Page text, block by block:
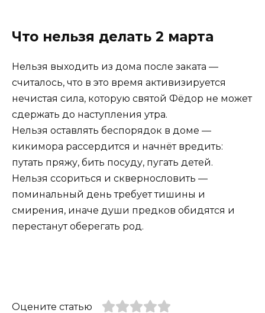
Что нельзя делать 2 марта
Нельзя выходить из дома после заката —
считалось, что в это время активизируется
нечистая сила, которую святой Фёдор не может
сдержать до наступления утра.
Нельзя оставлять беспорядок в доме —
кикимора рассердится и начнёт вредить:
путать пряжу, бить посуду, пугать детей.
Нельзя ссориться и сквернословить —
поминальный день требует тишины и
смирения, иначе души предков обидятся и
перестанут оберегать род.
Оцените статью